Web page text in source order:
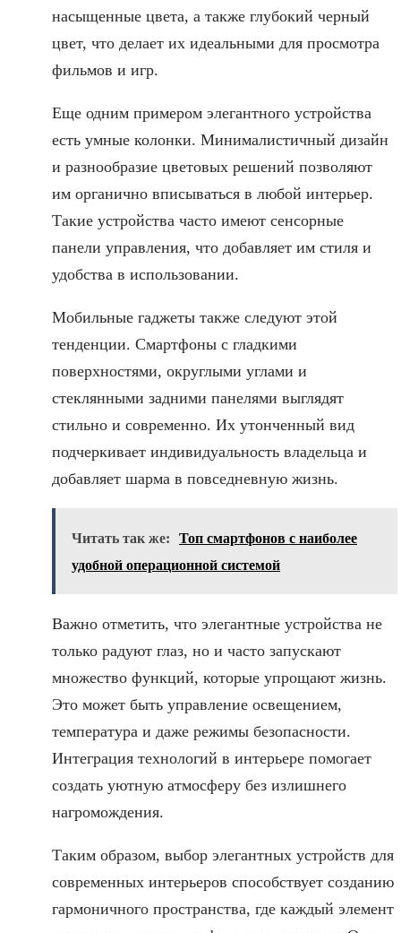
насыщенные цвета, а также глубокий черный
цвет, что делает их идеальными для просмотра
фильмов и игр.
Еще одним примером элегантного устройства
есть умные колонки. Минималистичный дизайн
и разнообразие цветовых решений позволяют
им органично вписываться в любой интерьер.
Такие устройства часто имеют сенсорные
панели управления, что добавляет им стиля и
удобства в использовании.
Мобильные гаджеты также следуют этой
тенденции. Смартфоны с гладкими
поверхностями, округлыми углами и
стеклянными задними панелями выглядят
стильно и современно. Их утонченный вид
подчеркивает индивидуальность владельца и
добавляет шарма в повседневную жизнь.
Читать так же:
Топ смартфонов с наиболее
удобной операционной системой
Важно отметить, что элегантные устройства не
только радуют глаз, но и часто запускают
множество функций, которые упрощают жизнь.
Это может быть управление освещением,
температура и даже режимы безопасности.
Интеграция технологий в интерьере помогает
создать уютную атмосферу без излишнего
нагромождения.
Таким образом, выбор элегантных устройств для
современных интерьеров способствует созданию
гармоничного пространства, где каждый элемент